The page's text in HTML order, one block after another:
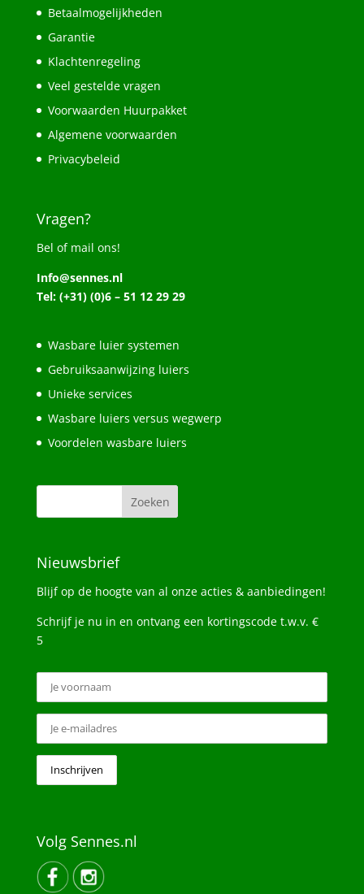
Betaalmogelijkheden
Garantie
Klachtenregeling
Veel gestelde vragen
Voorwaarden Huurpakket
Algemene voorwaarden
Privacybeleid
Vragen?
Bel of mail ons!
Info@sennes.nl
Tel: (+31) (0)6 – 51 12 29 29
Wasbare luier systemen
Gebruiksaanwijzing luiers
Unieke services
Wasbare luiers versus wegwerp
Voordelen wasbare luiers
Nieuwsbrief
Blijf op de hoogte van al onze acties & aanbiedingen!
Schrijf je nu in en ontvang een kortingscode t.w.v. €
5
Volg Sennes.nl